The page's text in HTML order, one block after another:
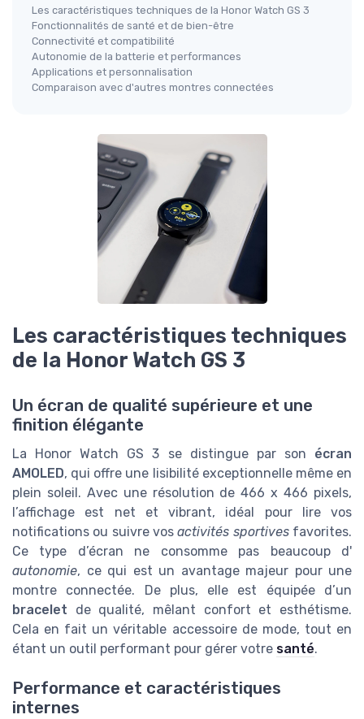
Les caractéristiques techniques de la Honor Watch GS 3
Fonctionnalités de santé et de bien-être
Connectivité et compatibilité
Autonomie de la batterie et performances
Applications et personnalisation
Comparaison avec d'autres montres connectées
Les caractéristiques techniques
de la Honor Watch GS 3
Un écran de qualité supérieure et une
finition élégante
La Honor Watch GS 3 se distingue par son écran
AMOLED, qui offre une lisibilité exceptionnelle même en
plein soleil. Avec une résolution de 466 x 466 pixels,
l’affichage est net et vibrant, idéal pour lire vos
notifications ou suivre vosactivités sportivesfavorites.
Ce type d’écran ne consomme pas beaucoup d'
autonomie, ce qui est un avantage majeur pour une
montre connectée. De plus, elle est équipée d’un
bracelet de qualité, mêlant confort et esthétisme.
Cela en fait un véritable accessoire de mode, tout en
étant un outil performant pour gérer votre santé.
Performance et caractéristiques
internes